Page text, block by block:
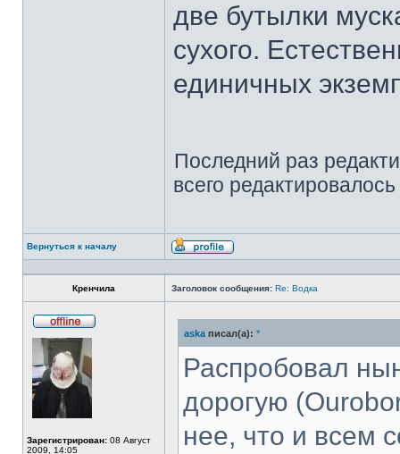
две бутылки
сухого.
единичных
Последний раз
всего
Вернуться к началу
Профиль
Кренчила Заголовок сообщения: Re: Водка
Зарегистрирован: 08 Август
2009, 14:05
aska писал(а): *
Распробовал
дорогую
нее, что и всем